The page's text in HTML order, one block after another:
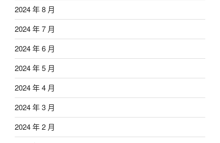
2024 年 8 月
2024 年 7 月
2024 年 6 月
2024 年 5 月
2024 年 4 月
2024 年 3 月
2024 年 2 月